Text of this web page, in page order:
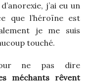
j’ai eu un
que l’héroïne est
je me suis
touché.
ne pas dire
méchants rêvent